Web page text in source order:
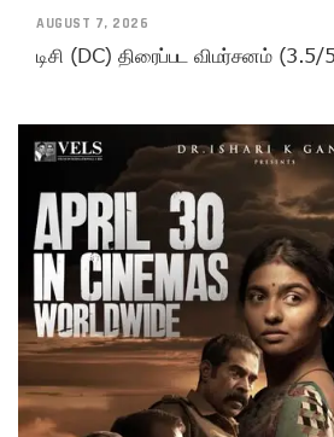
AUGUST 7, 2026
டிசி (DC) திரைப்பட விமர்சனம் (3.5/